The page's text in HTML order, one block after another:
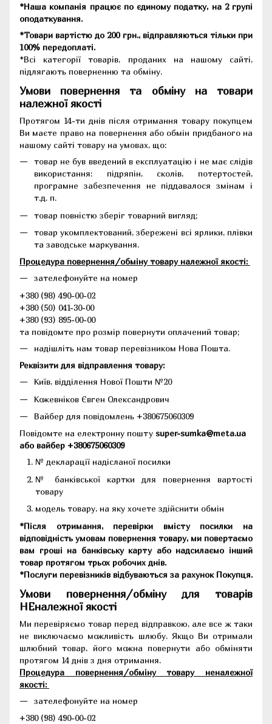
*Наша компанія працює по єдиному податку, на 2 групі
оподаткування.
*Товари вартістю до 200 грн., відправляються тільки при
100% передоплаті.
*Всі категорії товарів, проданих на нашому сайті,
підлягають поверненню та обміну.
Умови повернення та обміну на товари
належної якості
Протягом 14-ти днів після отримання товару покупцем
Ви маєте право на повернення або обмін придбаного на
нашому сайті товару на умовах, що:
товар не був введений в експлуатацію і не має слідів
використання: підряпін, сколів, потертостей,
програмне забезпечення не піддавалося змінам і
т.д. п.
товар повністю зберіг товарний вигляд;
товар укомплектований, збережені всі ярлики, плівки
та заводське маркування.
Процедура повернення/обміну товару належної якості:
зателефонуйте на номер
+380 (98) 490-00-02
+380 (50) 041-30-00
+380 (93) 895-00-00
та повідомте про розмір повернути оплачений товар;
надішліть нам товар перевізником Нова Пошта.
Реквізити для відправлення товару:
Київ, відділення Нової Пошти №20
Кожевніков Євген Олександрович
Вайбер для повідомлень +380675060309
Повідомте на електронну пошту super-sumka@meta.ua
або вайбер +380675060309
№ декларації надісланої посилки
№ банківської картки для повернення вартості
товару
модель товару, на яку хочете здійснити обмін
*Після отримання, перевірки вмісту посилки на
відповідність умовам повернення товару, ми повертаємо
вам гроші на банківську карту або надсилаємо інший
товар протягом трьох робочих днів.
*Послуги перевізників відбуваються за рахунок Покупця.
Умови повернення/обміну для товарів
НЕналежної якості
Ми перевіряємо товар перед відправкою, але все ж таки
не виключаємо можливість шлюбу. Якщо Ви отримали
шлюбний товар, його можна повернути або обміняти
протягом 14 днів з дня отримання.
Процедура повернення/обміну товару неналежної
якості:
зателефонуйте на номер
+380 (98) 490-00-02